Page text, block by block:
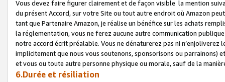
Vous devez faire figurer clairement et de façon visible la mention
du présent Accord, sur votre Site ou tout autre endroit où Amazon
tant que Partenaire Amazon, je réalise un bénéfice sur les achats
la réglementation, vous ne ferez aucune autre communication
notre accord écrit préalable. Vous ne dénaturerez pas ni
implicitement que nous vous soutenons, sponsorisons ou parrainons)
et vous ou toute autre personne physique ou morale, sauf de la
6.Durée et résiliation